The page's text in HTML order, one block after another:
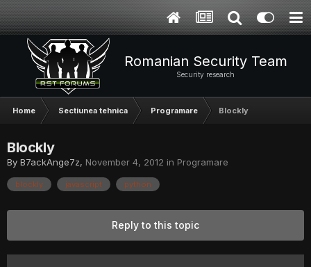
Romanian Security Team
Security research
Home Sectiunea tehnica Programare Blockly
Blockly
By B7ackAnge7z, November 4, 2012 in Programare
blockly javascript python
Reply to this topic